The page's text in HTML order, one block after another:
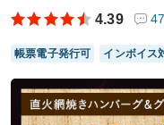
全体的に彩りが良く、
分が上がります。
おかずの種類も多く、
後まで飽きずにいただ
会合や行事の食事にも
ご利用シーン：懇親会›
4.39
帳票電子発行可 インボイス